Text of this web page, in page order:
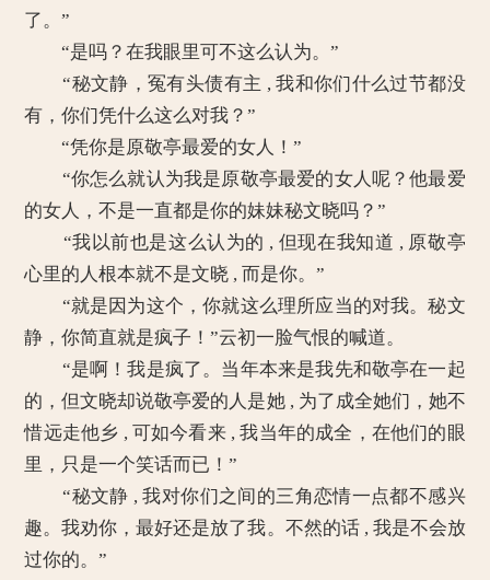
了。”
“是吗？在我眼里可不这么认为。”
“秘文静，冤有头债有主 , 我和你们什么过节都没
有，你们凭什么这么对我？”
“凭你是原敬亭最爱的女人！”
“你怎么就认为我是原敬亭最爱的女人呢？他最爱
的女人，不是一直都是你的妹妹秘文晓吗？”
“我以前也是这么认为的 , 但现在我知道 , 原敬亭
心里的人根本就不是文晓 , 而是你。”
“就是因为这个，你就这么理所应当的对我。秘文
静，你简直就是疯子！”云初一脸气恨的喊道。
“是啊！我是疯了。当年本来是我先和敬亭在一起
的，但文晓却说敬亭爱的人是她 , 为了成全她们，她不
惜远走他乡 , 可如今看来 , 我当年的成全，在他们的眼
里，只是一个笑话而已！”
“秘文静 , 我对你们之间的三角恋情一点都不感兴
趣。我劝你，最好还是放了我。不然的话 , 我是不会放
过你的。”